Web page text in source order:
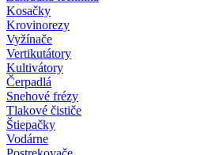
Kosačky
Krovinorezy
Vyžínače
Vertikutátory
Kultivátory
Čerpadlá
Snehové frézy
Tlakové čističe
Štiepačky
Vodárne